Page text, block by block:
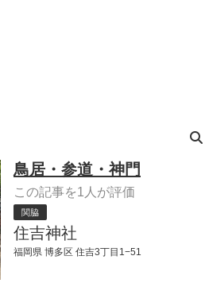
鳥居・参道・神門
この記事を1人が評価
関脇
住吉神社
福岡県 博多区 住吉3丁目1−51